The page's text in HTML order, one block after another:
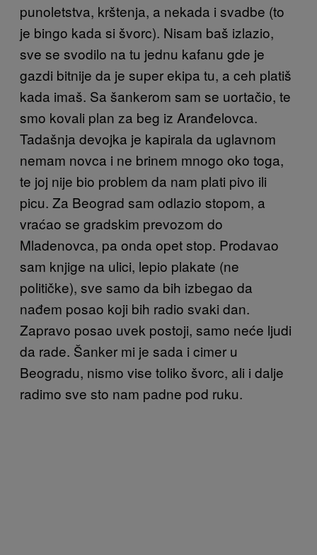
punoletstva, krštenja, a nekada i svadbe (to
je bingo kada si švorc). Nisam baš izlazio,
sve se svodilo na tu jednu kafanu gde je
gazdi bitnije da je super ekipa tu, a ceh platiš
kada imaš. Sa šankerom sam se uortačio, te
smo kovali plan za beg iz Aranđelovca.
Tadašnja devojka je kapirala da uglavnom
nemam novca i ne brinem mnogo oko toga,
te joj nije bio problem da nam plati pivo ili
picu. Za Beograd sam odlazio stopom, a
vraćao se gradskim prevozom do
Mladenovca, pa onda opet stop. Prodavao
sam knjige na ulici, lepio plakate (ne
političke), sve samo da bih izbegao da
nađem posao koji bih radio svaki dan.
Zapravo posao uvek postoji, samo neće ljudi
da rade. Šanker mi je sada i cimer u
Beogradu, nismo vise toliko švorc, ali i dalje
radimo sve sto nam padne pod ruku.